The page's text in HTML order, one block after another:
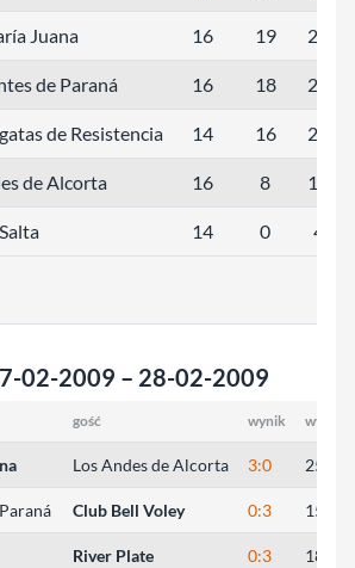
Juana 16 19 25:36
de Paraná 16 18 24:36
de Resistencia 14 16 20:32
de Alcorta 16 8 11:41
14 0 4:42
02-2009 – 28-02-2009
gość wynik wyniki
Los Andes de Alcorta 3:0
Club Bell Voley 0:3
River Plate 0:3